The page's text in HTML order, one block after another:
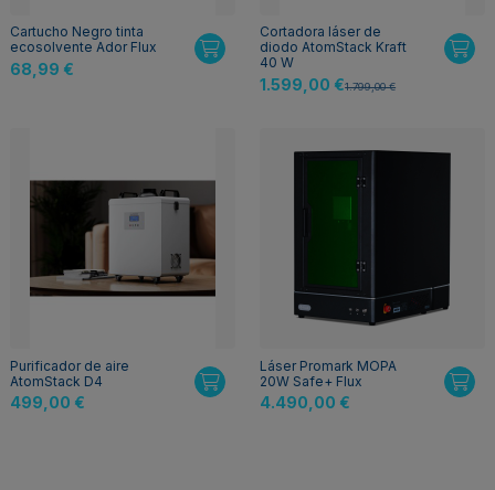
Cartucho Negro tinta
ecosolvente Ador Flux
68,99 €
Cortadora láser de
diodo AtomStack Kraft
40 W
1.599,00 €1.799,00 €
Purificador de aire
AtomStack D4
499,00 €
Láser Promark MOPA
20W Safe+ Flux
4.490,00 €